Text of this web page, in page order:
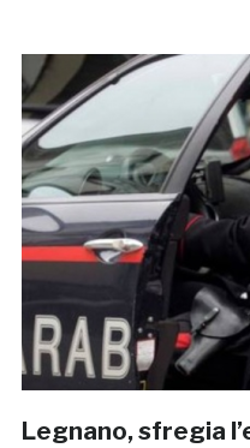
Legnano, sfregia